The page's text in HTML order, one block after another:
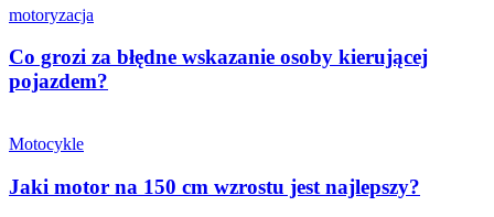
motoryzacja
Co grozi za błędne wskazanie osoby kierującej
pojazdem?
Motocykle
Jaki motor na 150 cm wzrostu jest najlepszy?